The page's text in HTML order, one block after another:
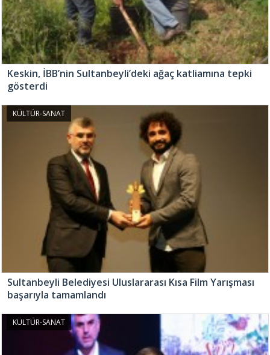
Keskin, İBB’nin Sultanbeyli’deki ağaç katliamına tepki
gösterdi
KÜLTÜR-SANAT
Sultanbeyli Belediyesi Uluslararası Kısa Film Yarışması
başarıyla tamamlandı
KÜLTÜR-SANAT